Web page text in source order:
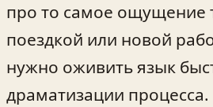
про то самое ощущение
поездкой или новой
нужно оживить язык
драматизации процесса.